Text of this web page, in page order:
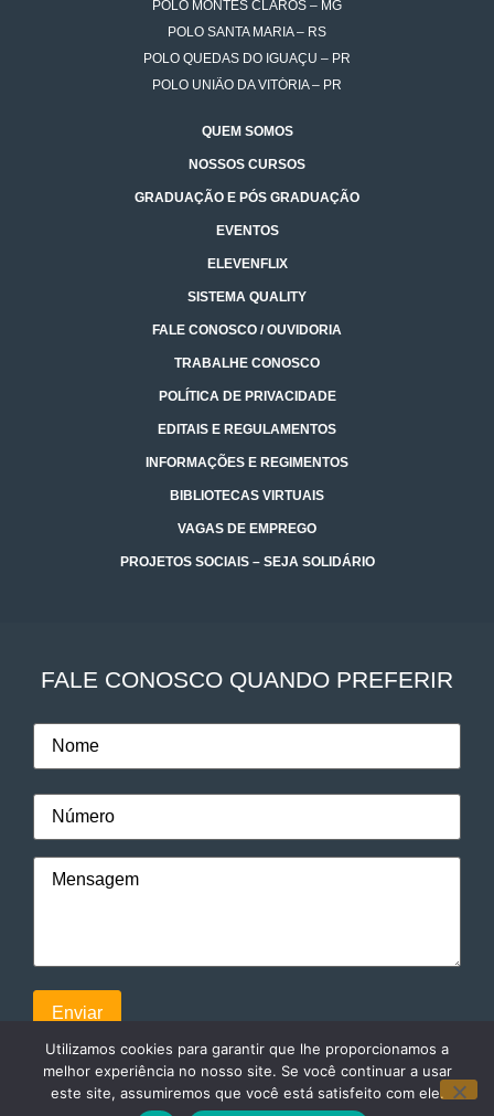
POLO MONTES CLAROS – MG
POLO SANTA MARIA – RS
POLO QUEDAS DO IGUAÇU – PR
POLO UNIÃO DA VITÓRIA – PR
QUEM SOMOS
NOSSOS CURSOS
GRADUAÇÃO E PÓS GRADUAÇÃO
EVENTOS
ELEVENFLIX
SISTEMA QUALITY
FALE CONOSCO / OUVIDORIA
TRABALHE CONOSCO
POLÍTICA DE PRIVACIDADE
EDITAIS E REGULAMENTOS
INFORMAÇÕES E REGIMENTOS
BIBLIOTECAS VIRTUAIS
VAGAS DE EMPREGO
PROJETOS SOCIAIS – SEJA SOLIDÁRIO
FALE CONOSCO QUANDO PREFERIR
Utilizamos cookies para garantir que lhe proporcionamos a
melhor experiência no nosso site. Se você continuar a usar
este site, assumiremos que você está satisfeito com ele.